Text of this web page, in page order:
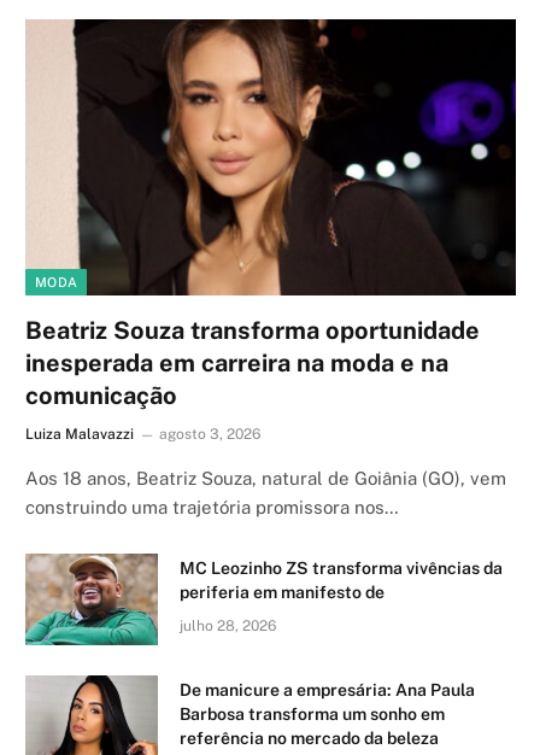
MODA
Beatriz Souza transforma oportunidade
inesperada em carreira na moda e na
comunicação
Luiza Malavazzi agosto 3, 2026
Aos 18 anos, Beatriz Souza, natural de Goiânia (GO), vem
construindo uma trajetória promissora nos…
MC Leozinho ZS transforma vivências da
periferia em manifesto de
julho 28, 2026
De manicure a empresária: Ana Paula
Barbosa transforma um sonho em
referência no mercado da beleza